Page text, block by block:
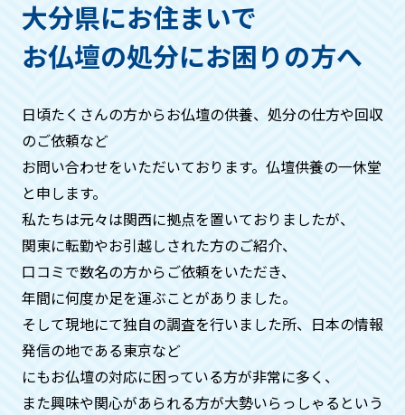
入れください。
基本的には・お問い合わせ→見積もり→
ご希望日時にお伺い、回収→お支払い→
供養→処分→供養証明証発行。といった
流れになります。
周りの方に知られたくないのです
が、、、
ご安心ください。搬出時には中身がわか
らないよう梱包などをいたしますので、
周りの方に知られることはございませ
ん。
大分県にお住まいで
お仏壇の処分にお困りの方へ
日頃たくさんの方からお仏壇の供養、処分の仕方や回収
のご依頼など
お問い合わせをいただいております。仏壇供養の一休堂
と申します。
私たちは元々は関⻄に拠点を置いておりましたが、
関東に転勤やお引越しされた方のご紹介、
口コミで数名の方からご依頼をいただき、
年間に何度か⾜を運ぶことがありました。
そして現地にて独自の調査を⾏いました所、日本の情報
発信の地である東京など
にもお仏壇の対応に困っている方が非常に多く、
また興味や関心があられる方が大勢いらっしゃるという